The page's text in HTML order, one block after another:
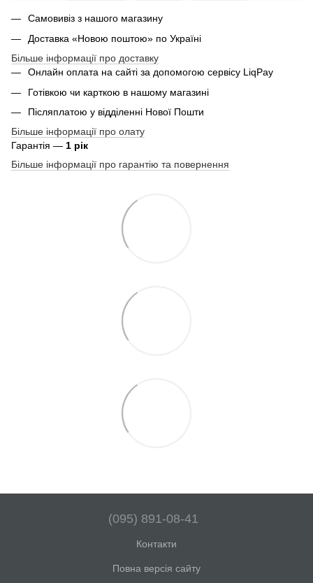
Самовивіз з нашого магазину
Доставка «Новою поштою» по Україні
Більше інформації про доставку
Онлайн оплата на сайті за допомогою сервісу LiqPay
Готівкою чи карткою в нашому магазині
Післяплатою у відділенні Нової Пошти
Більше інформації про олату
Гарантія — 1 рік
Більше інформації про гарантію та повернення
(095) 891-08-41
Контакти
Повна версія сайту